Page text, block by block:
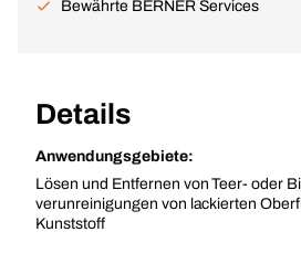
Bewährte BERNER Services
Details
Anwendungsgebiete:
Lösen und Entfernen von Teer- oder
verunreinigungen von lackierten
Kunststoff